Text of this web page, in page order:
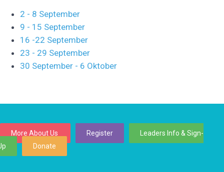
2 - 8 September
9 - 15 September
16 -22 September
23 - 29 September
30 September - 6 Oktober
More About Us Register
Leaders Info & Sign-
Donate